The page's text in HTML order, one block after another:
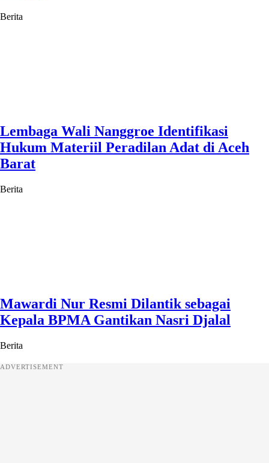
Berita
Lembaga Wali Nanggroe Identifikasi
Hukum Materiil Peradilan Adat di Aceh
Barat
Berita
Mawardi Nur Resmi Dilantik sebagai
Kepala BPMA Gantikan Nasri Djalal
Berita
ADVERTISEMENT